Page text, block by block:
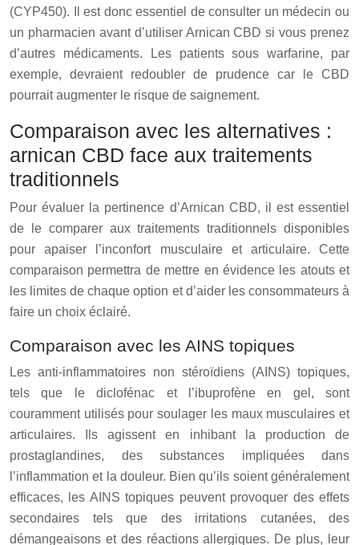
(CYP450). Il est donc essentiel de consulter un médecin ou
un pharmacien avant d’utiliser Arnican CBD si vous prenez
d’autres médicaments. Les patients sous warfarine, par
exemple, devraient redoubler de prudence car le CBD
pourrait augmenter le risque de saignement.
Comparaison avec les alternatives :
arnican CBD face aux traitements
traditionnels
Pour évaluer la pertinence d’Arnican CBD, il est essentiel
de le comparer aux traitements traditionnels disponibles
pour apaiser l’inconfort musculaire et articulaire. Cette
comparaison permettra de mettre en évidence les atouts et
les limites de chaque option et d’aider les consommateurs à
faire un choix éclairé.
Comparaison avec les AINS topiques
Les anti-inflammatoires non stéroïdiens (AINS) topiques,
tels que le diclofénac et l’ibuprofène en gel, sont
couramment utilisés pour soulager les maux musculaires et
articulaires. Ils agissent en inhibant la production de
prostaglandines, des substances impliquées dans
l’inflammation et la douleur. Bien qu’ils soient généralement
efficaces, les AINS topiques peuvent provoquer des effets
secondaires tels que des irritations cutanées, des
démangeaisons et des réactions allergiques. De plus, leur